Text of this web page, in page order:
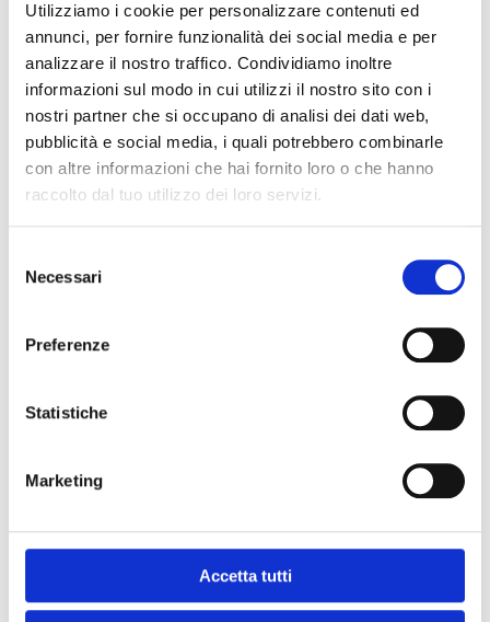
Utilizziamo i cookie per personalizzare contenuti ed
annunci, per fornire funzionalità dei social media e per
analizzare il nostro traffico. Condividiamo inoltre
informazioni sul modo in cui utilizzi il nostro sito con i
nostri partner che si occupano di analisi dei dati web,
pubblicità e social media, i quali potrebbero combinarle
con altre informazioni che hai fornito loro o che hanno
raccolto dal tuo utilizzo dei loro servizi.
delNecessari
Preferenze
Statistiche
Marketing
Accetta tutti
Aggiungere laPolpa di pomodoro biologica
Pomì, sale e foglia di basilico fresco e lasciare
cuocere per 10 minuti.
Nel frattempo portare ad ebollizione l’acqua,
salarla e buttare gli spaghetti.
Scolare la pasta a 3/4 di cottura nella padella
del sugo, aggiungere un mestolo di acqua e
completare la cottura.
Mantecare con olio extravergine di oliva e
il momento #chef?